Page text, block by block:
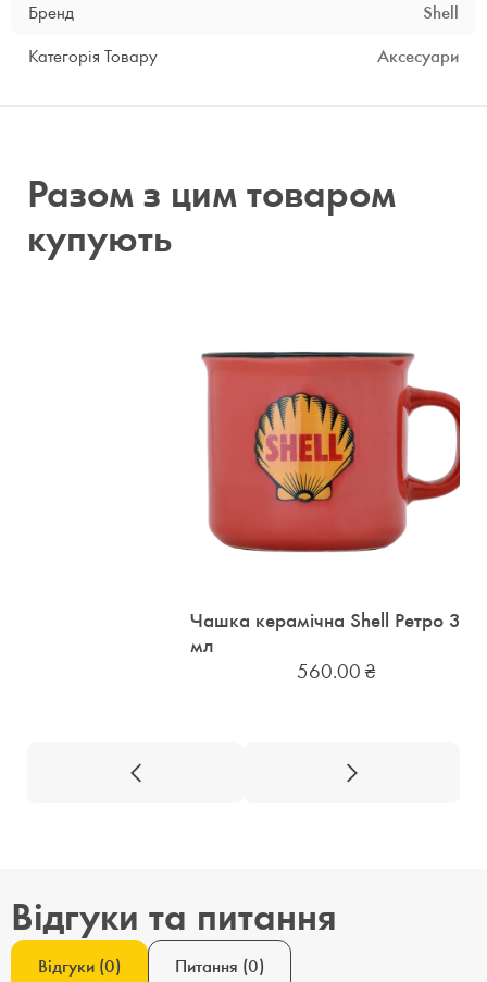
Бренд
Shell
Категорія Товару
Аксесуари
Разом з цим товаром
купують
Чашка керамічна Shell Ретро 320
мл
560.00₴
Відгуки та питання
Відгуки (0) Питання (0)